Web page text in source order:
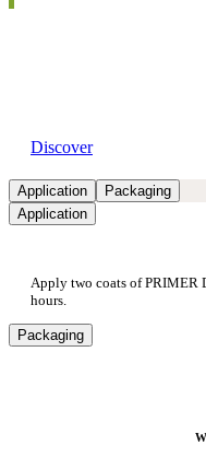
Discover
Application
Packaging
Application
Apply two coats of PRIMER
hours.
Packaging